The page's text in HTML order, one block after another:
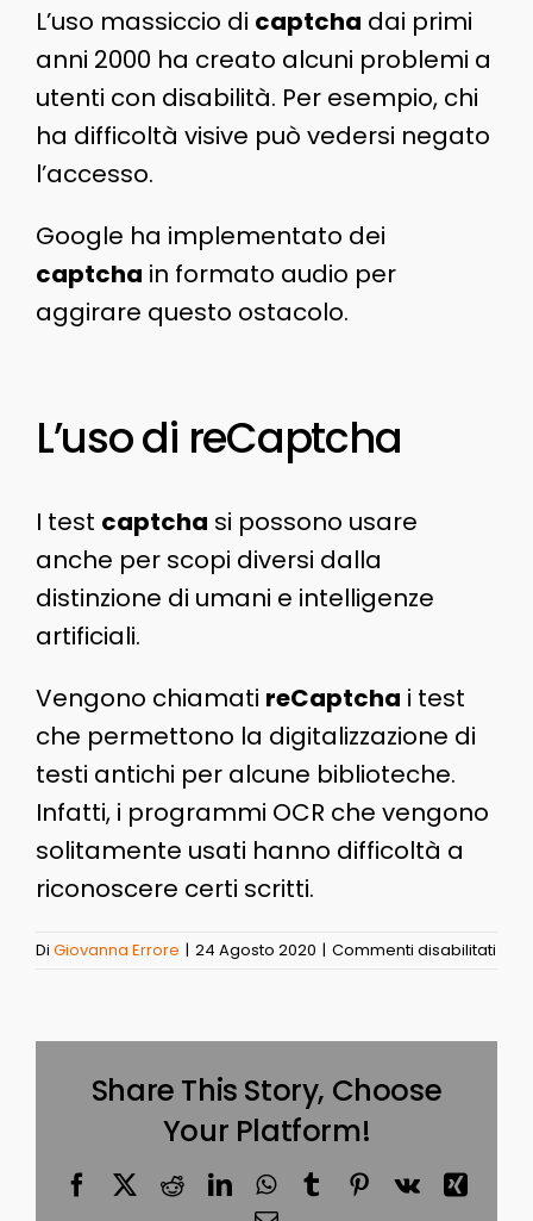
L’uso massiccio di captcha dai primi
anni 2000 ha creato alcuni problemi a
utenti con disabilità. Per esempio, chi
ha difficoltà visive può vedersi negato
l’accesso.
Google ha implementato dei
captcha in formato audio per
aggirare questo ostacolo.
L’uso di reCaptcha
I test captcha si possono usare
anche per scopi diversi dalla
distinzione di umani e intelligenze
artificiali.
Vengono chiamati reCaptcha i test
che permettono la digitalizzazione di
testi antichi per alcune biblioteche.
Infatti, i programmi OCR che vengono
solitamente usati hanno difficoltà a
riconoscere certi scritti.
Di Giovanna Errore | 24 Agosto 2020 | Commenti disabilitati
Share This Story, Choose
Your Platform!
FacebookRedditLinkedInWhatsApp
TumblrPinterest
Vk
Xing